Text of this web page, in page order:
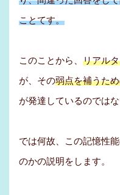
ことてす。
このことから、 リアル
が、その弱点を補うた
が発達しているのでは
では何故、この記憶性
のかの説明をします。